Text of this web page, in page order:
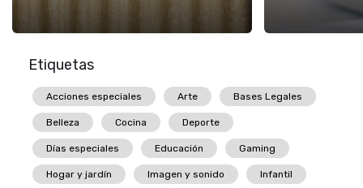
Etiquetas
Acciones especiales Arte Bases Legales
Belleza Cocina Deporte
Días especiales Educación Gaming
Hogar y jardín Imagen y sonido Infantil